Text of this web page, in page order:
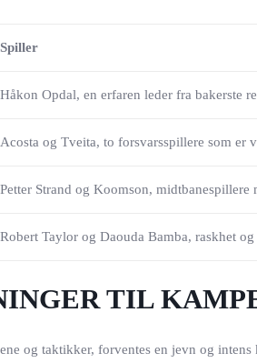
Spiller
Håkon Opdal, en erfaren leder fra bakerste
Acosta og Tveita, to forsvarsspillere som er
Petter Strand og Koomson, midtbanespillere
Robert Taylor og Daouda Bamba, raskhet
TIL
og taktikker, forventes en jevn og